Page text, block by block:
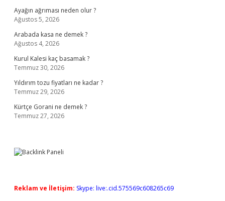
Ayağın ağrıması neden olur ?
Ağustos 5, 2026
Arabada kasa ne demek ?
Ağustos 4, 2026
Kurul Kalesi kaç basamak ?
Temmuz 30, 2026
Yıldırım tozu fiyatları ne kadar ?
Temmuz 29, 2026
Kürtçe Gorani ne demek ?
Temmuz 27, 2026
Reklam ve İletişim: Skype: live:.cid.575569c608265c69